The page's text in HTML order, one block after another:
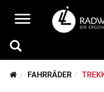
FAHRRÄDER